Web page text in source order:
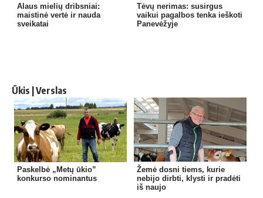
Alaus mielių dribsniai:
maistinė vertė ir nauda
sveikatai
Tėvų nerimas: susirgus
vaikui pagalbos tenka ieškoti
Panevėžyje
Ūkis | Verslas
Paskelbė „Metų ūkio”
konkurso nominantus
Žemė dosni tiems, kurie
nebijo dirbti, klysti ir pradėti
iš naujo